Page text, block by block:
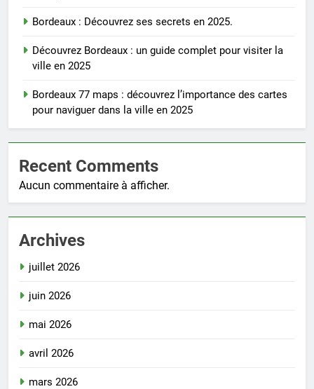
Bordeaux : Découvrez ses secrets en 2025.
Découvrez Bordeaux : un guide complet pour visiter la
ville en 2025
Bordeaux 77 maps : découvrez l’importance des cartes
pour naviguer dans la ville en 2025
Recent Comments
Aucun commentaire à afficher.
Archives
juillet 2026
juin 2026
mai 2026
avril 2026
mars 2026